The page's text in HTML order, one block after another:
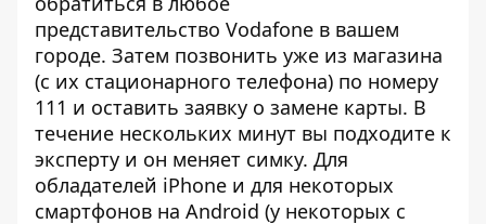
представительство Vodafone в вашем
городе. Затем позвонить уже из магазина
(с их стационарного телефона) по номеру
111 и оставить заявку о замене карты. В
течение нескольких минут вы подходите к
эксперту и он меняет симку. Для
обладателей iPhone и для некоторых
смартфонов на Android (у некоторых с